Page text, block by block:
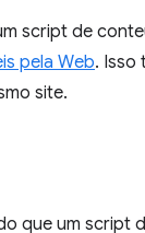
script de
pela Web. Isso
site.
que um script